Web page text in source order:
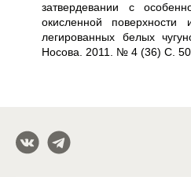
затвердевании с
окисленной поверхности
легированных белых
Носова. 2011. № 4 (36) С.